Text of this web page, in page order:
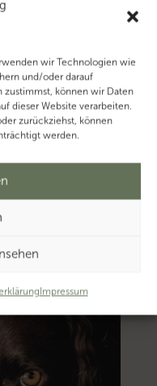
wir Technologien wie
und/oder darauf
zustimmst, können wir Daten
dieser Website verarbeiten.
zurückziehst, können
werden.
Impressum
zum
Thema
‚Internationales
Steuerrecht’…